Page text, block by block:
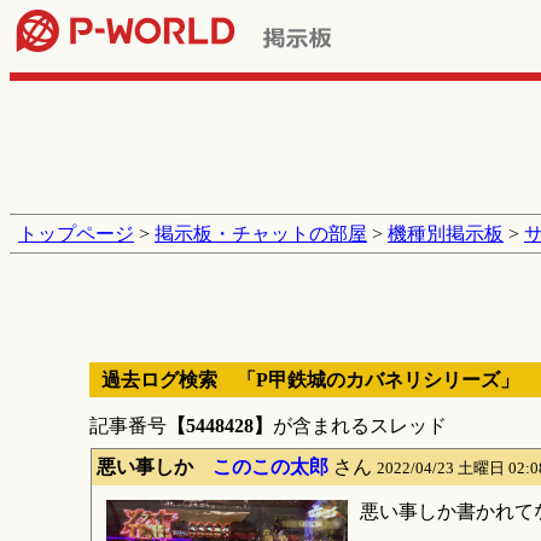
トップページ > 掲示板・チャットの部屋 > 機種別掲示板 >
過去ログ検索 「P甲鉄城のカバネリシリーズ」
記事番号 【5448428】 が含まれるスレッド
悪い事しか
このこの太郎さん 2022/04/23 土曜日
悪い事しか書かれ